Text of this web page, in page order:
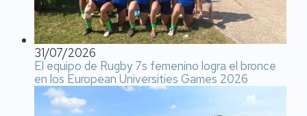
31/07/2026
El equipo de Rugby 7s femenino logra el bronce
en los European Universities Games 2026